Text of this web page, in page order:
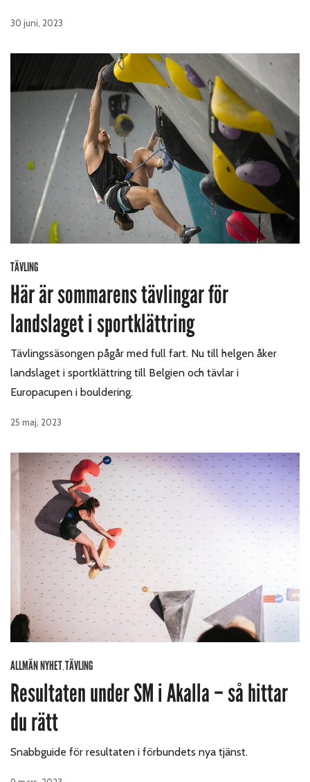
30 juni, 2023
TÄVLING
Här är sommarens tävlingar för
landslaget i sportklättring
Tävlingssäsongen pågår med full fart. Nu till helgen åker
landslaget i sportklättring till Belgien och tävlar i
Europacupen i bouldering.
25 maj, 2023
ALLMÄN NYHET,TÄVLING
Resultaten under SM i Akalla – så hittar
du rätt
Snabbguide för resultaten i förbundets nya tjänst.